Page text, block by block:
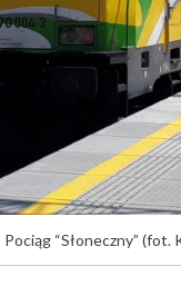
Pociąg “Słoneczny” (fot.